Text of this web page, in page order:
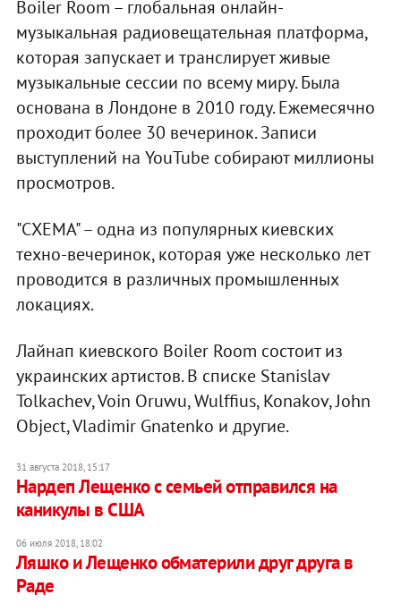
Boiler Room – глобальная онлайн-
музыкальная радиовещательная платформа,
которая запускает и транслирует живые
музыкальные сессии по всему миру. Была
основана в Лондоне в 2010 году. Ежемесячно
проходит более 30 вечеринок. Записи
выступлений на YouTube собирают миллионы
просмотров.
"СХЕМА" – одна из популярных киевских
техно-вечеринок, которая уже несколько лет
проводится в различных промышленных
локациях.
Лайнап киевского Boiler Room состоит из
украинских артистов. В списке Stanislav
Tolkachev, Voin Oruwu, Wulffius, Konakov, John
Object, Vladimir Gnatenko и другие.
31 августа 2018, 15:17
Нардеп Лещенко с семьей отправился на
каникулы в США
06 июля 2018, 18:02
Ляшко и Лещенко обматерили друг друга в
Раде